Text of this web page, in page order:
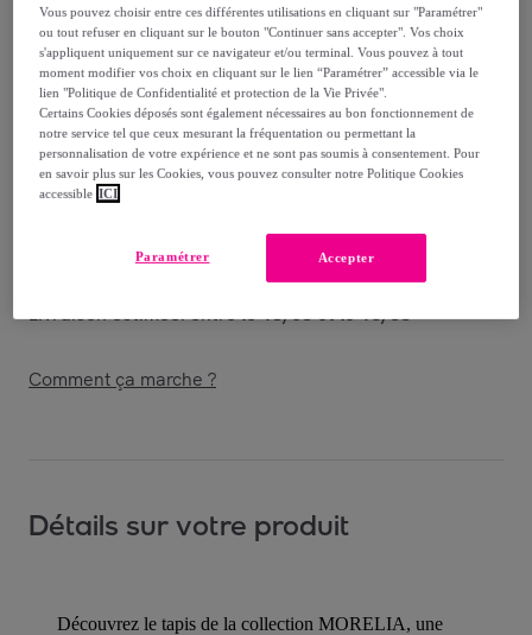
voir les conditions.
Vendu parNAZAR RUGS
Livraison à partir de8,40 €
Livraison estimée: entre le13/08et le16/08
Comment ça marche ?
Détails sur votre produit
Découvrez le tapis de la collection MORELIA, une
Vous pouvez choisir entre ces différentes utilisations en cliquant sur "Paramétrer"
ou tout refuser en cliquant sur le bouton "Continuer sans accepter". Vos choix
s'appliquent uniquement sur ce navigateur et/ou terminal. Vous pouvez à tout
moment modifier vos choix en cliquant sur le lien “Paramétrer” accessible via le
lien "Politique de Confidentialité et protection de la Vie Privée".
Certains Cookies déposés sont également nécessaires au bon fonctionnement de
notre service tel que ceux mesurant la fréquentation ou permettant la
personnalisation de votre expérience et ne sont pas soumis à consentement. Pour
en savoir plus sur les Cookies, vous pouvez consulter notre Politique Cookies
accessible ICI
Accepter
Paramétrer